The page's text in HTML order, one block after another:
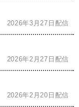
2026年3月27日配信
2026年2月27日配信
2026年2月20日配信